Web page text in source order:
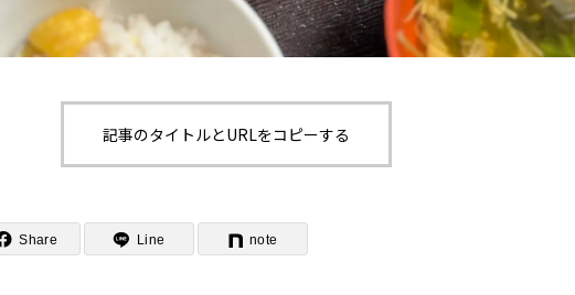
記事のタイトルとURLをコピーする
Share Line note